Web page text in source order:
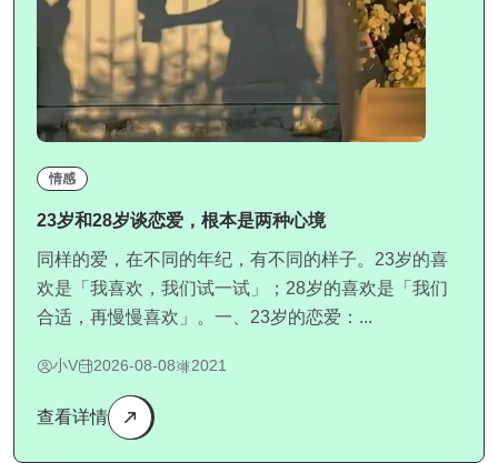
情感
23岁和28岁谈恋爱，根本是两种心境
同样的爱，在不同的年纪，有不同的样子。23岁的喜
欢是「我喜欢，我们试一试」；28岁的喜欢是「我们
合适，再慢慢喜欢」。一、23岁的恋爱：...
小V 2026-08-08 2021
查看详情